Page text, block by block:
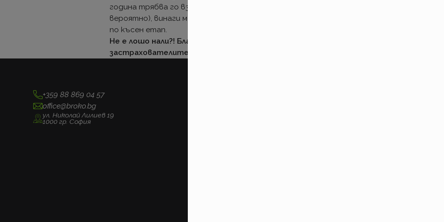
година трябва го вземете без пари. И да не се случи (което е малко
вероятно), винаги можете да отложите доплащането за разширение за
по късен етап.
Не е лошо нали?! Благодарете за това на частта от
застрахователите, които ведро подкрепиха промените в Кодекса.
+359 88 869 04 57
office@broko.bg
ул. Николай Лилиев 19
1000 гр. София